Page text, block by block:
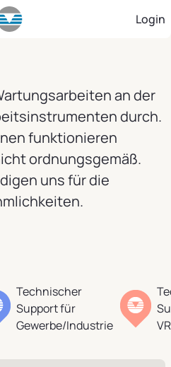
Login
an der
durch.
funktionieren
ordnungsgemäß.
uns für die
Technischer
Support für
Gewerbe/Industrie